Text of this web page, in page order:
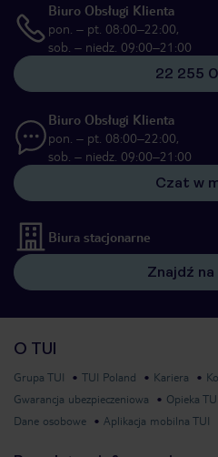
Biuro Obsługi Klienta
pon. – pt. 08:00–22:00,
sob. – niedz. 09:00–21:00
22 255
Biuro Obsługi Klienta
pon. – pt. 08:00–22:00,
sob. – niedz. 09:00–21:00
Czat w
Biura stacjonarne
Znajdź
O TUI
Grupa TUI TUI Poland Kariera
Gwarancja ubezpieczeniowa
Opieka
Dane osobowe
Aplikacja mobilna TUI